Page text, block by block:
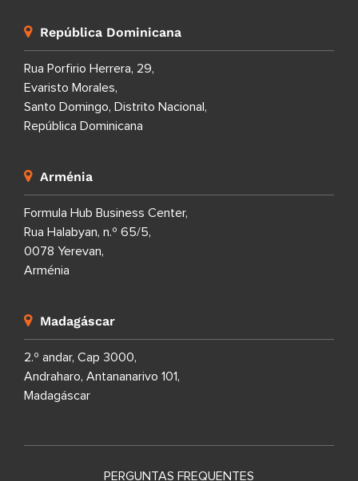
República Dominicana
Rua Porfirio Herrera, 29,
Evaristo Morales,
Santo Domingo, Distrito Nacional,
República Dominicana
Arménia
Formula Hub Business Center,
Rua Halabyan, n.º 65/5,
0078 Yerevan,
Arménia
Madagáscar
2.º andar, Cap 3000,
Andraharo, Antananarivo 101,
Madagáscar
PERGUNTAS FREQUENTES